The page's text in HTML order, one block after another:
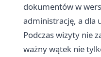
dokumentów w
administrację, a dla
Podczas wizyty nie
ważny wątek nie